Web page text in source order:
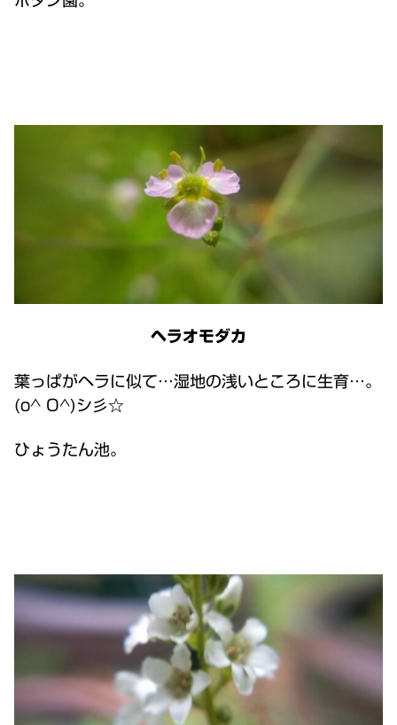
ヘラオモダカ
葉っぱがヘラに似て…湿地の浅いところに生育…。
(o^ O^)シ彡☆
ひょうたん池。